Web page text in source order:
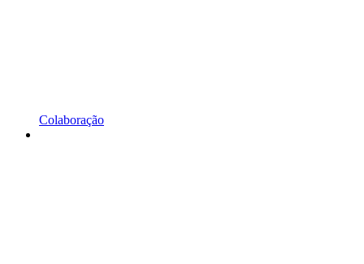
Colaboração